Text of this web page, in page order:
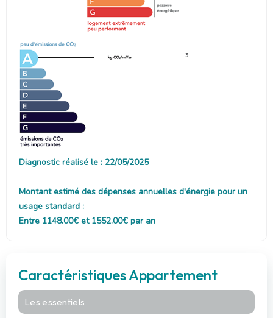
3
Diagnostic réalisé le : 22/05/2025
Montant estimé des dépenses annuelles d'énergie pour un
usage standard :
Entre 1148.00€ et 1552.00€ par an
Caractéristiques Appartement
Les essentiels